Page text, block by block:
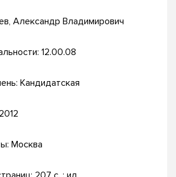
Александр Владимирович
12.00.08
Кандидатская
2012
Москва